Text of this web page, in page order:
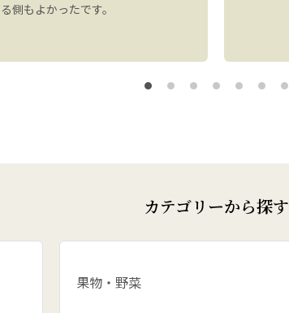
る側もよかったです。
カテゴリーから探す
果物・野菜